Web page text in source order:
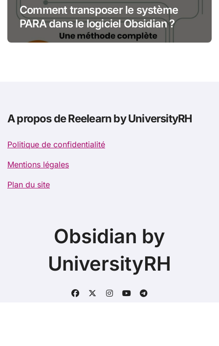
Comment transposer le système
PARA dans le logiciel Obsidian ?
A propos de Reelearn by UniversityRH
Politique de confidentialité
Mentions légales
Plan du site
Obsidian by
UniversityRH